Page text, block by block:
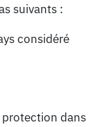
suivants :
considéré
dans